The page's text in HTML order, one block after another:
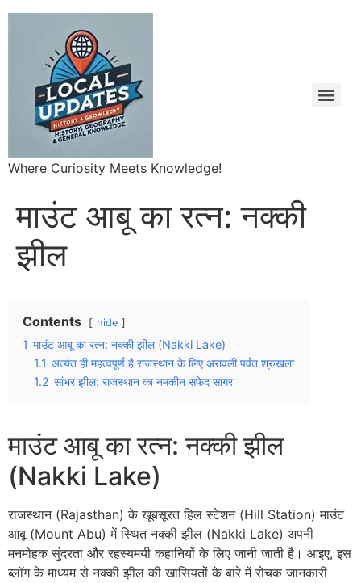
Where Curiosity Meets Knowledge!
माउंट आबू का रत्न: नक्की
झील
Contents hide
1 माउंट आबू का रत्न: नक्की झील (Nakki Lake)
1.1 अत्यंत ही महत्वपूर्ण है राजस्थान के लिए अरावली पर्वत श्रुंखला
1.2 सांभर झील: राजस्थान का नमकीन सफेद सागर
माउंट आबू का रत्न: नक्की झील
(Nakki Lake)
राजस्थान (Rajasthan) के खूबसूरत हिल स्टेशन (Hill Station) माउंट
आबू (Mount Abu) में स्थित नक्की झील (Nakki Lake) अपनी
मनमोहक सुंदरता और रहस्यमयी कहानियों के लिए जानी जाती है। आइए, इस
ब्लॉग के माध्यम से नक्की झील की खासियतों के बारे में रोचक जानकारी